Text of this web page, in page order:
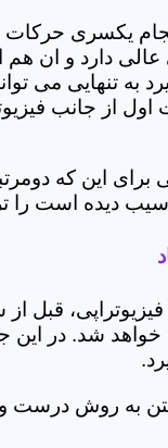
یکسری
دارد و ان
به تنهایی می
اول از جانب
برای این که
دیده است را
قبل
شد. در این
به روش درست و